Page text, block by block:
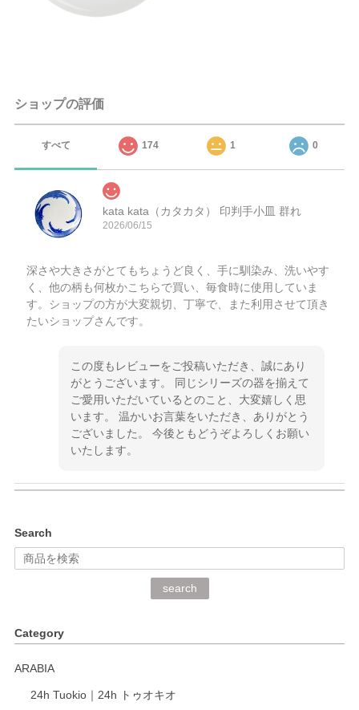
ショップの評価
すべて 174 1 0
kata kata（カタカタ） 印判手小皿 群れ
2026/06/15
深さや大きさがとてもちょうど良く、手に馴染み、洗いやす
く、他の柄も何枚かこちらで買い、毎食時に使用していま
す。ショップの方が大変親切、丁寧で、また利用させて頂き
たいショップさんです。
この度もレビューをご投稿いただき、誠にあり
がとうございます。 同じシリーズの器を揃えて
ご愛用いただいているとのこと、大変嬉しく思
います。 温かいお言葉をいただき、ありがとう
ございました。 今後ともどうぞよろしくお願い
いたします。
深さや大きさがとてもちょうど良く、手に馴染み、洗いやす
く、他の柄も何枚かこちらで買い、毎食時に使用していま
く交換して下さいました。
がとうございます。 同じシリーズの器を揃えて
Search
search
Category
ARABIA
24h Tuokio｜24h トゥオキオ